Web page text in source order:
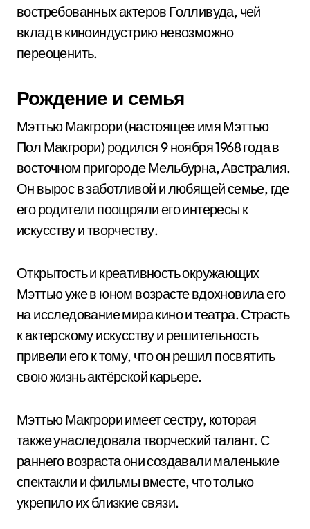
востребованных актеров Голливуда, чей
вклад в киноиндустрию невозможно
переоценить.
Рождение и семья
Мэттью Макгрори (настоящее имя Мэттью
Пол Макгрори) родился 9 ноября 1968 года в
восточном пригороде Мельбурна, Австралия.
Он вырос в заботливой и любящей семье, где
его родители поощряли его интересы к
искусству и творчеству.
Открытость и креативность окружающих
Мэттью уже в юном возрасте вдохновила его
на исследование мира кино и театра. Страсть
к актерскому искусству и решительность
привели его к тому, что он решил посвятить
свою жизнь актёрской карьере.
Мэттью Макгрори имеет сестру, которая
также унаследовала творческий талант. С
раннего возраста они создавали маленькие
спектакли и фильмы вместе, что только
укрепило их близкие связи.